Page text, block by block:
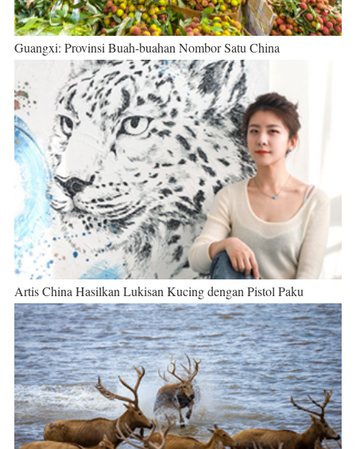
Guangxi: Provinsi Buah-buahan Nombor Satu China
Artis China Hasilkan Lukisan Kucing dengan Pistol Paku